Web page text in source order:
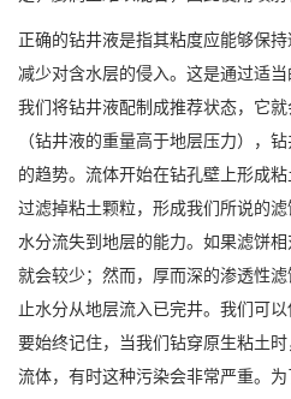
正确的钻井液是指其粘度应能够保
减少对含水层的侵入。这是通过适
我们将钻井液配制成推荐状态，它
（钻井液的重量高于地层压力），
的趋势。流体开始在钻孔壁上形成
过滤掉粘土颗粒，形成我们所说的
水分流失到地层的能力。如果滤饼
就会较少；然而，厚而深的渗透性
止水分从地层流入已完井。我们可
要始终记住，当我们钻穿原生粘土
流体，有时这种污染会非常严重。